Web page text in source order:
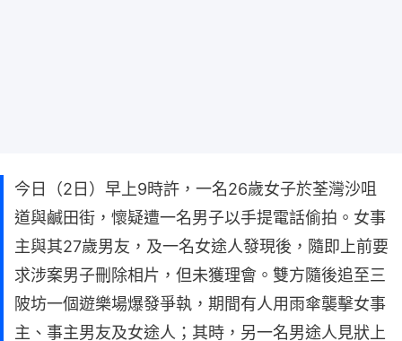
今日（2日）早上9時許，一名26歲女子於荃灣沙咀
道與鹹田街，懷疑遭一名男子以手提電話偷拍。女事
主與其27歲男友，及一名女途人發現後，隨即上前要
求涉案男子刪除相片，但未獲理會。雙方隨後追至三
陂坊一個遊樂場爆發爭執，期間有人用雨傘襲擊女事
主、事主男友及女途人；其時，另一名男途人見狀上